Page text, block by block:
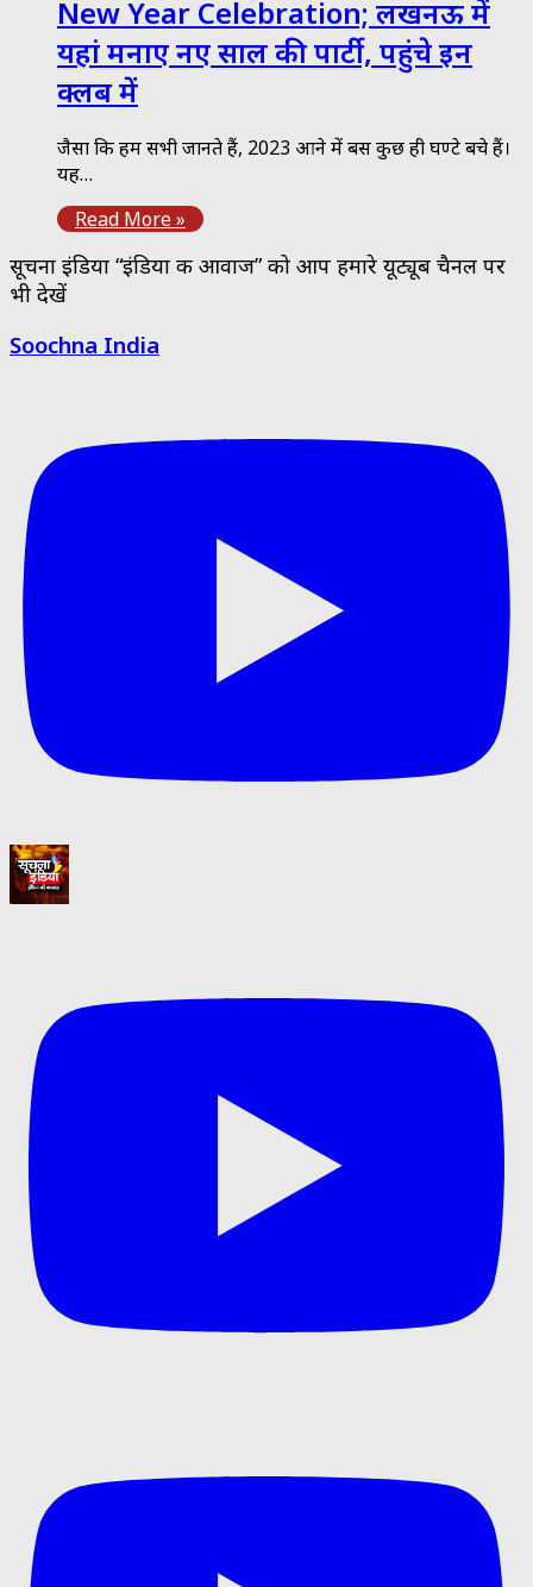
New Year Celebration; लखनऊ में
यहां मनाए नए साल की पार्टी, पहुंचे इन
क्लब में
जैसा कि हम सभी जानते हैं, 2023 आने में बस कुछ ही घण्टे बचे हैं।
यह…
Read More »
सूचना इंडिया “इंडिया की आवाज” को आप हमारे यूट्यूब चैनल पर
भी देखें
Soochna India